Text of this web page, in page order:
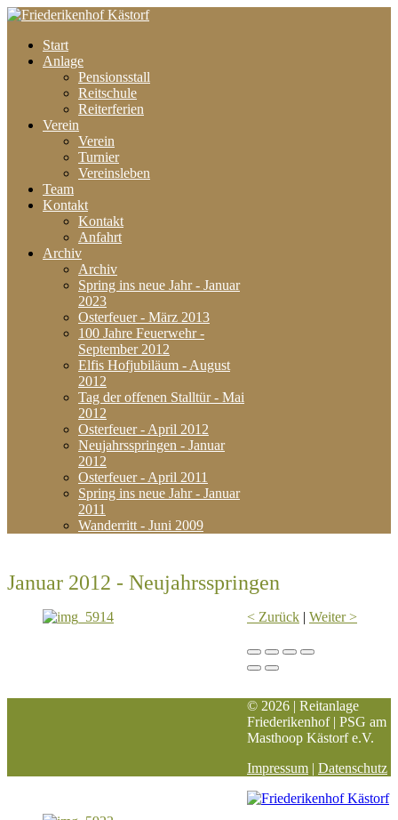
Start
Anlage
Pensionsstall
Reitschule
Reiterferien
Verein
Verein
Turnier
Vereinsleben
Team
Kontakt
Kontakt
Anfahrt
Archiv
Archiv
Spring ins neue Jahr - Januar
2023
Osterfeuer - März 2013
100 Jahre Feuerwehr -
September 2012
Elfis Hofjubiläum - August
2012
Tag der offenen Stalltür - Mai
2012
Osterfeuer - April 2012
Neujahrsspringen - Januar
2012
Osterfeuer - April 2011
Spring ins neue Jahr - Januar
2011
Wanderritt - Juni 2009
Januar 2012 - Neujahrsspringen
< Zurück | Weiter >
© 2026 | Reitanlage
Friederikenhof | PSG am
Masthoop Kästorf e.V.
Impressum | Datenschutz